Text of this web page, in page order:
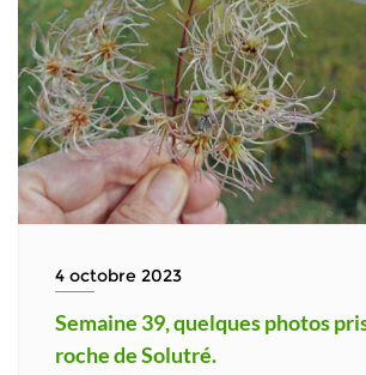
4 octobre 2023
Semaine 39, quelques photos
roche de Solutré.